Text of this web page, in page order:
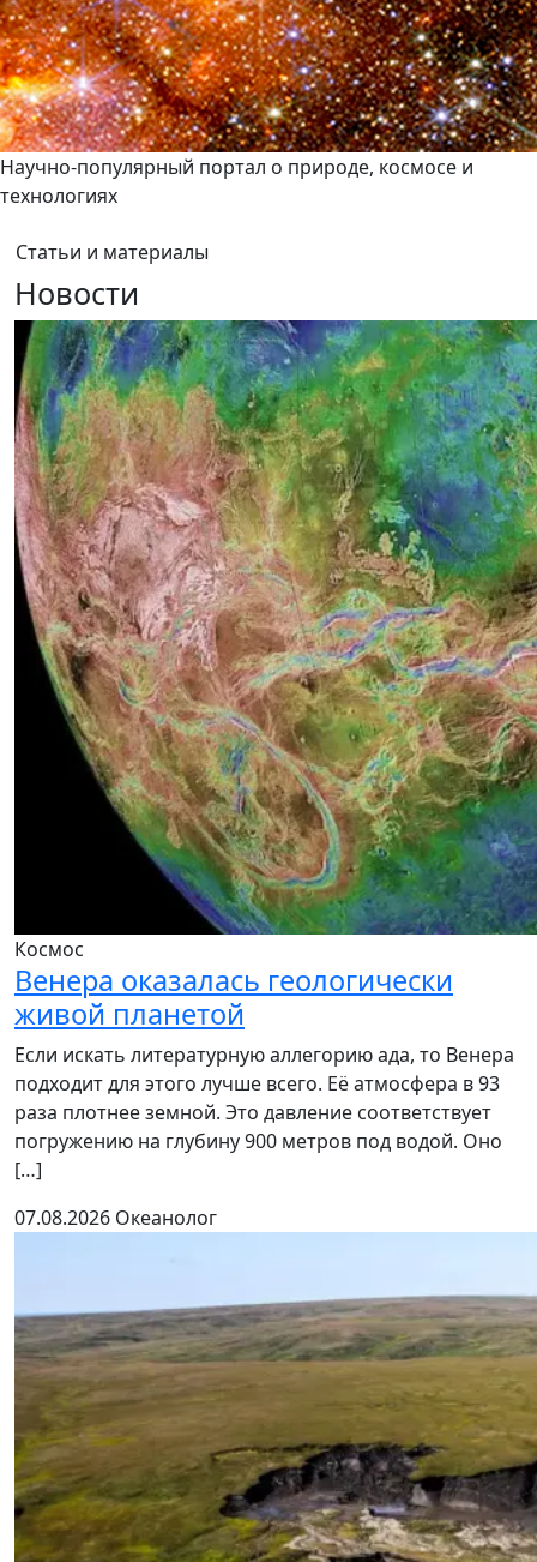
Научно-популярный портал о природе, космосе и
технологиях
Статьи и материалы
Новости
Космос
Венера оказалась геологически
живой планетой
Если искать литературную аллегорию ада, то Венера
подходит для этого лучше всего. Её атмосфера в 93
раза плотнее земной. Это давление соответствует
погружению на глубину 900 метров под водой. Оно
[…]
07.08.2026 Океанолог